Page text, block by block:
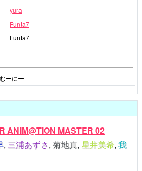
yura
Funta7
Funta7
むーにー
ANIM@TION MASTER 02
, 三浦あずさ, 菊地真, 星井美希, 我